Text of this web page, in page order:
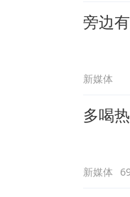
旁边
新媒体
多喝
新媒体